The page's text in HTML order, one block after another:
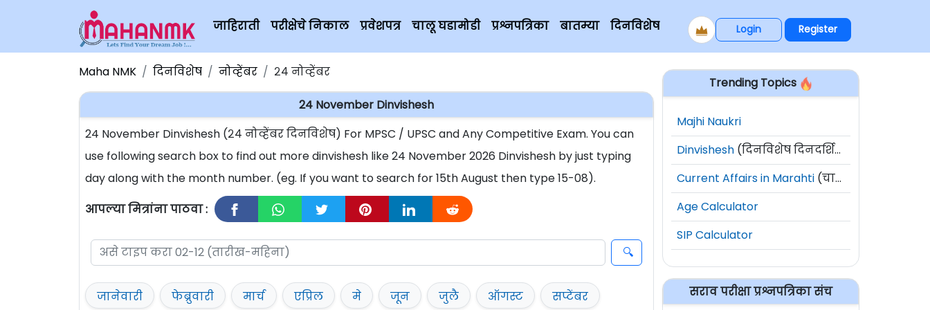
जाहिराती परीक्षेचे निकाल प्रवेशपत्र चालू घडामोडी प्रश्नपत्रिका बातम्या दिनविशेष Login Register
Maha NMK दिनविशेष नोव्हेंबर २४ नोव्हेंबर
24 November Dinvishesh
24 November Dinvishesh (२४ नोव्हेंबर दिनविशेष) For MPSC / UPSC and Any Competitive Exam. You can
use following search box to find out more dinvishesh like 24 November 2026 Dinvishesh by just typing
day along with the month number. (eg. If you want to search for 15th August then type 15-08).
आपल्या मित्रांना पाठवा :
जानेवारी फेब्रुवारी मार्च एप्रिल मे जून जुलै ऑगस्ट
सप्टेंबर
Trending Topics
Majhi Naukri
Dinvishesh (दिनविशेष दिनदर्शिका)
Current Affairs in Marahti (चालू घडामोडी)
Age Calculator
SIP Calculator
सराव परीक्षा प्रश्नपत्रिका संच